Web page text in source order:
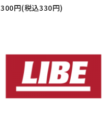
300円(税込330円)